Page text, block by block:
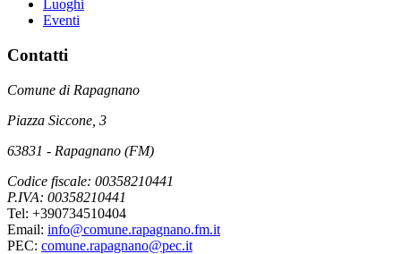
Luoghi
Eventi
Contatti
Comune di Rapagnano
Piazza Siccone, 3
63831 - Rapagnano (FM)
Codice fiscale: 00358210441
P.IVA: 00358210441
Tel: +390734510404
Email: info@comune.rapagnano.fm.it
PEC: comune.rapagnano@pec.it